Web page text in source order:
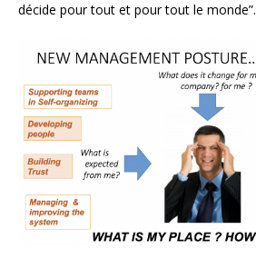
décide pour tout et pour tout le monde”.